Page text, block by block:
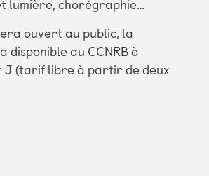
lumière, chorégraphie…
ouvert au public, la
au CCNRB à
J (tarif libre à partir de deux